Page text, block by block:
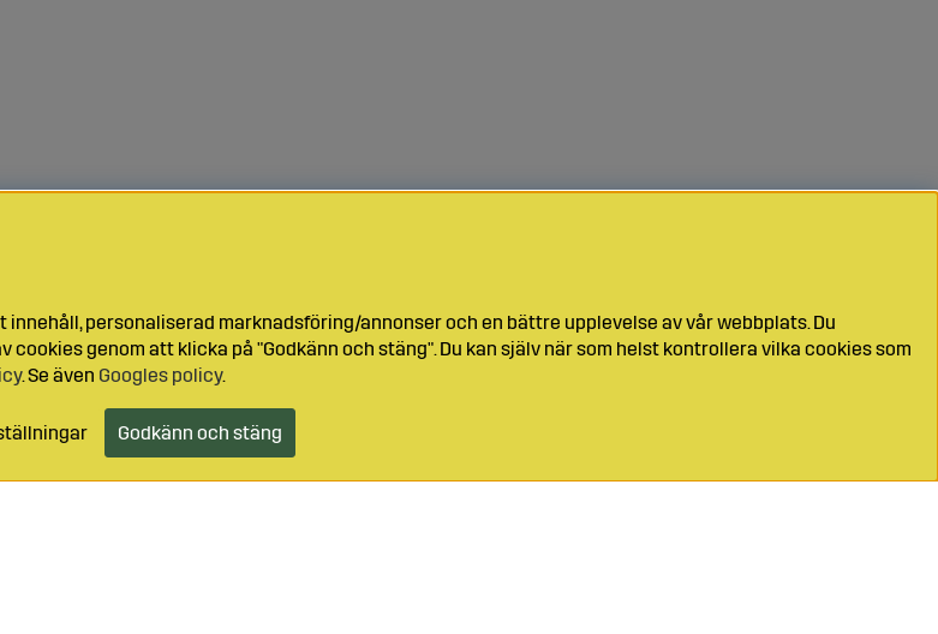
personaliserad marknadsföring/annonser och en bättre upplevelse av vår webbplats. Du
genom att klicka på "Godkänn och stäng". Du kan själv när som helst kontrollera vilka cookies som
. Se även Googles policy.
Godkänn och stäng